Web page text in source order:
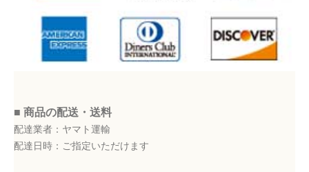
■ 商品の配送・送料
配達業者：ヤマト運輸
配達日時：ご指定いただけます